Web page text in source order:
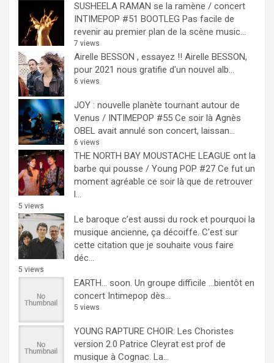
SUSHEELA RAMAN se la ramène / concert
INTIMEPOP #51 BOOTLEG Pas facile de
revenir au premier plan de la scène music...
7 views
Airelle BESSON , essayez !! Airelle BESSON,
pour 2021 nous gratifie d'un nouvel alb...
6 views
JOY : nouvelle planète tournant autour de
Venus / INTIMEPOP #55 Ce soir là Agnès
OBEL avait annulé son concert, laissan...
6 views
THE NORTH BAY MOUSTACHE LEAGUE ont la
barbe qui pousse / Young POP #27 Ce fut un
moment agréable ce soir là que de retrouver
l...
5 views
Le baroque c’est aussi du rock et pourquoi la
musique ancienne, ça décoiffe. C'est sur
cette citation que je souhaite vous faire
déc...
5 views
EARTH… soon. Un groupe difficile ...bientôt en
concert Intimepop dès...
5 views
YOUNG RAPTURE CHOIR: Les Choristes
version 2.0 Patrice Cleyrat est prof de
musique à Cognac. La...